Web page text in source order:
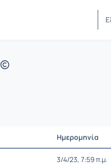
Ημερομηνία
3/4/23, 7:59 π.μ.